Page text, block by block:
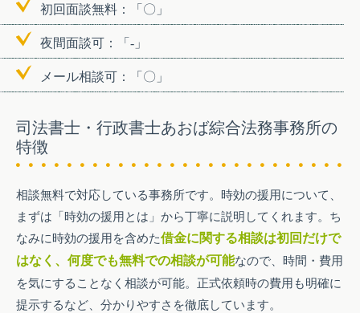
初回面談無料：「〇」
夜間面談可：「-」
メール相談可：「〇」
司法書士・行政書士あおば綜合法務事務所の
特徴
相談無料で対応している事務所です。時効の援用について、
まずは「時効の援用とは」から丁寧に説明してくれます。ち
なみに時効の援用を含めた借金に関する相談は初回だけで
はなく、何度でも無料での相談が可能なので、時間・費用
を気にすることなく相談が可能。正式依頼時の費用も明確に
提示するなど、分かりやすさを徹底しています。